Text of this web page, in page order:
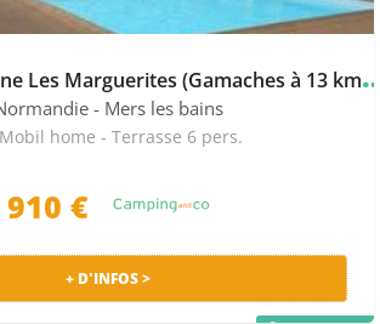
chère en fonction de vos critères
Restauration…) pour des vacances
amping Domaine Les
- Mers les bains
Mobil home - Terrasse 6 pers.
910 €
+ D'INFOS >